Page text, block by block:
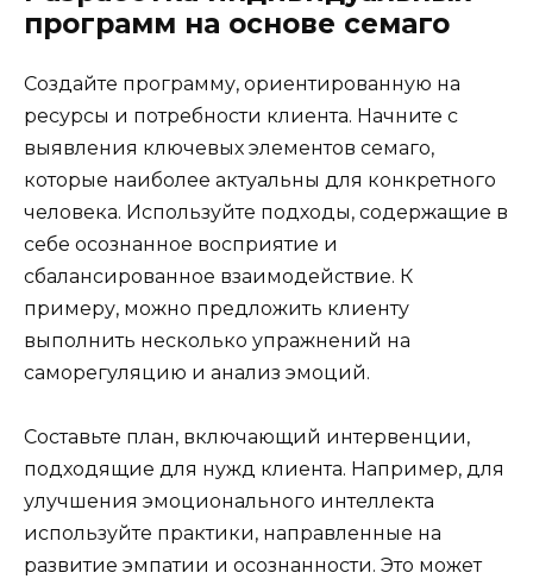
программ на основе семаго
Создайте программу, ориентированную на
ресурсы и потребности клиента. Начните с
выявления ключевых элементов семаго,
которые наиболее актуальны для конкретного
человека. Используйте подходы, содержащие в
себе осознанное восприятие и
сбалансированное взаимодействие. К
примеру, можно предложить клиенту
выполнить несколько упражнений на
саморегуляцию и анализ эмоций.
Составьте план, включающий интервенции,
подходящие для нужд клиента. Например, для
улучшения эмоционального интеллекта
используйте практики, направленные на
развитие эмпатии и осознанности. Это может